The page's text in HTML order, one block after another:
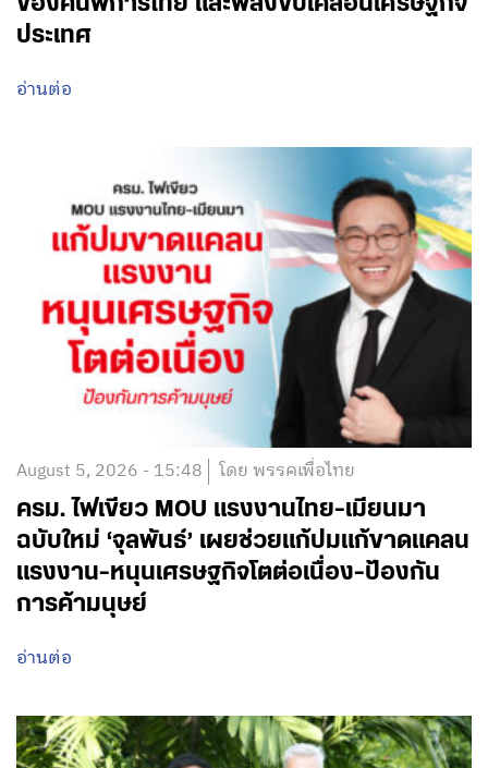
ประเทศ
อ่านต่อ
August 5, 2026 - 15:48 โดย พรรคเพื่อไทย
ครม. ไฟเขียว MOU แรงงานไทย-เมียนมา
ฉบับใหม่ ‘จุลพันธ์’ เผยช่วยแก้ปมแก้ขาดแคลน
แรงงาน-หนุนเศรษฐกิจโตต่อเนื่อง-ป้องกัน
การค้ามนุษย์
อ่านต่อ